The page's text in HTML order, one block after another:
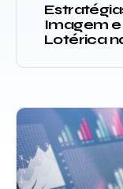
Imagem
Lotérica